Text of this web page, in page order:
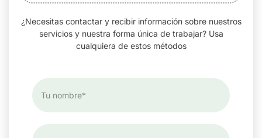
¿Necesitas contactar y recibir información sobre nuestros
servicios y nuestra forma única de trabajar? Usa
cualquiera de estos métodos